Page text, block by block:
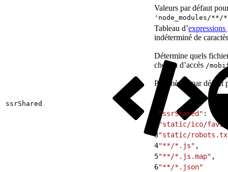
Valeurs par défaut
'node_modules/
ssrShared
Tableau d’expressions
indéterminé de
Détermine quels
chemin d’accès /
Paramètres par défaut
"ssrShared" : [
"static/ico/
3"static/
4"**/*.js" ,
5"**/*.js.map" ,
6"**/*.json"